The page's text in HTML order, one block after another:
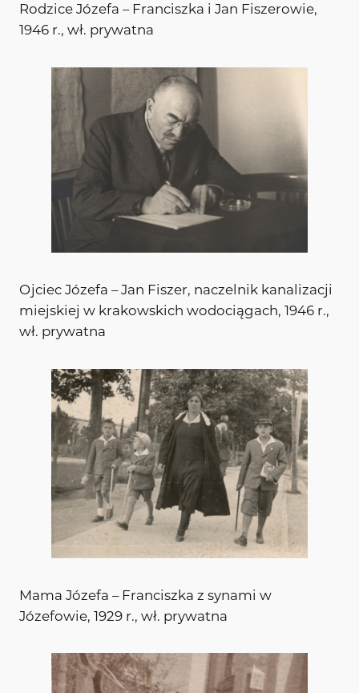
Rodzice Józefa – Franciszka i Jan Fiszerowie,
1946 r., wł. prywatna
Ojciec Józefa – Jan Fiszer, naczelnik kanalizacji
miejskiej w krakowskich wodociągach, 1946 r.,
wł. prywatna
Mama Józefa – Franciszka z synami w
Józefowie, 1929 r., wł. prywatna